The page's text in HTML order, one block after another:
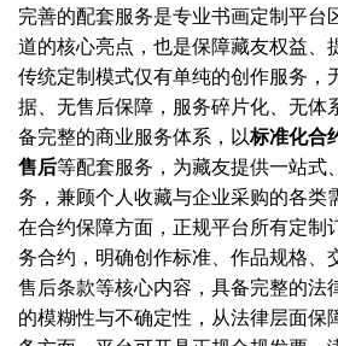
完善的配套服务是专业书画定制平台
道的核心亮点，也是保障藏友权益、
传统定制模式仅有单纯的创作服务，
据、无售后保障，服务碎片化、无体
备完整的商业服务体系，以标准化合
售后等配套服务，为藏友提供一站式
务，兼顾个人收藏与企业采购的各类
在合约保障方面，正规平台所有定制
务合约，明确创作标准、作品规格、
售后条款等核心内容，具备完整的法
的模糊性与不确定性，从法律层面保